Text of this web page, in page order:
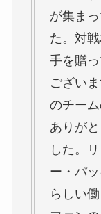
が集ま
た。対
手を贈
ござい
のチー
ありが
した。
ー・パ
らしい